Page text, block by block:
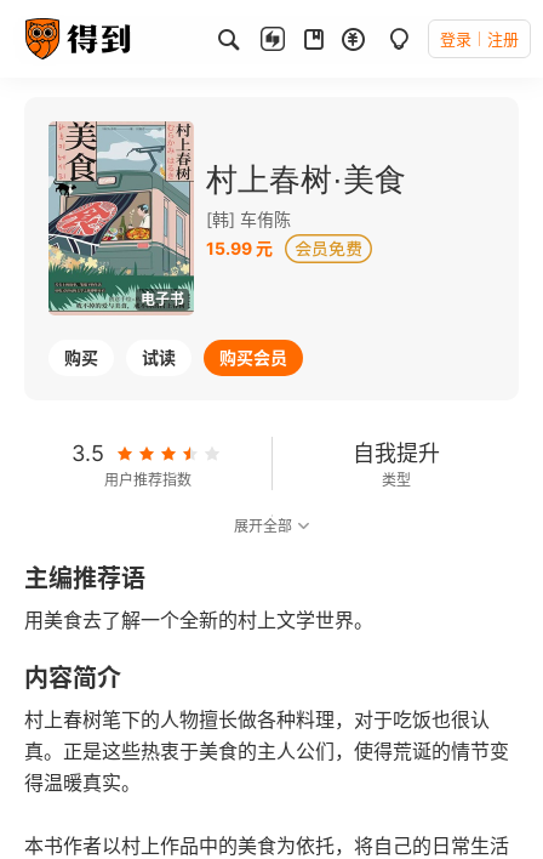
登录 注册
电子书
村上春树·美食
[韩] 车侑陈
15.99 元
购买 试读 购买会员
3.5
用户推荐指数
自我提升
类型
62千字
字数
2020-06-01
展开全部
主编推荐语
用美食去了解一个全新的村上文学世界。
内容简介
村上春树笔下的人物擅长做各种料理，对于吃饭也很认
真。正是这些热衷于美食的主人公们，使得荒诞的情节变
得温暖真实。
本书作者以村上作品中的美食为依托，将自己的日常生活